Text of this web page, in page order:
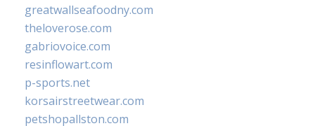
greatwallseafoodny.com
theloverose.com
gabriovoice.com
resinflowart.com
p-sports.net
korsairstreetwear.com
petshopallston.com